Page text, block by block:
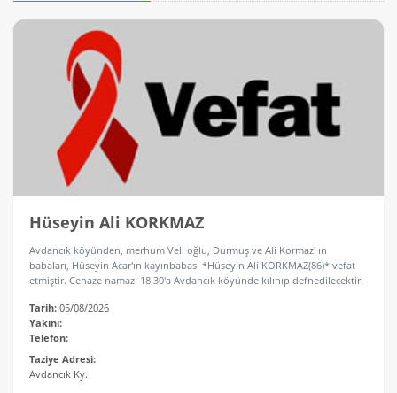
Hüseyin Ali KORKMAZ
Avdancık köyünden, merhum Veli oğlu, Durmuş ve Ali Kormaz' ın
babaları, Hüseyin Acar'ın kayınbabası *Hüseyin Ali KORKMAZ(86)* vefat
etmiştir. Cenaze namazı 18 30'a Avdancık köyünde kılınıp defnedilecektir.
Tarih:05/08/2026
Yakını:
Telefon:
Taziye Adresi:
Avdancık Ky.